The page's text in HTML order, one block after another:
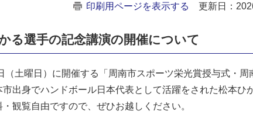
印刷用ページを表示する 更新日：
る選手の記念講演の開催について
（土曜日）に開催する「周南市スポーツ栄光賞授与式・
出身でハンドボール日本代表として活躍をされた松本ひ
観覧自由ですので、ぜひお越しください。